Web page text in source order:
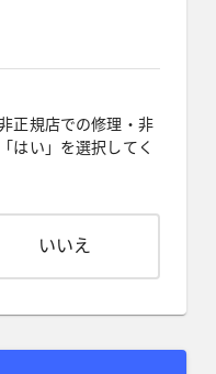
正規店での修理・非
はい」を選択してく
いいえ